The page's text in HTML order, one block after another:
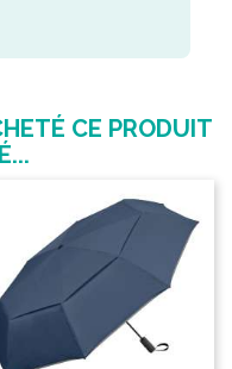
CE PRODUIT